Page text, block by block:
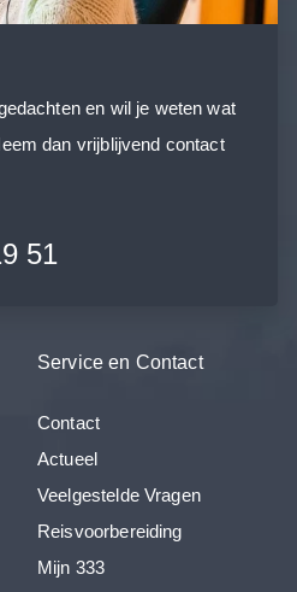
en wil je weten wat
dan vrijblijvend contact
51
Service en Contact
Contact
Actueel
Veelgestelde Vragen
Reisvoorbereiding
Mijn 333